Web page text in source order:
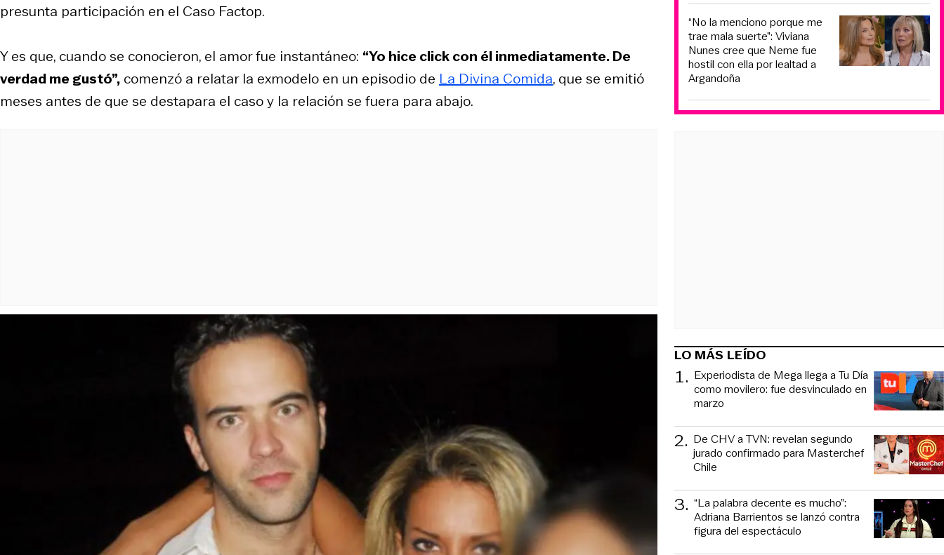
presunta participación en el Caso Factop.
Y es que, cuando se conocieron, el amor fue instantáneo: “Yo hice click con él inmediatamente. De
verdad me gustó”, comenzó a relatar la exmodelo en un episodio de La Divina Comida, que se emitió
meses antes de que se destapara el caso y la relación se fuera para abajo.
“No la menciono porque me
trae mala suerte”: Viviana
Nunes cree que Neme fue
hostil con ella por lealtad a
Argandoña
LO MÁS LEÍDO
1. Experiodista de Mega llega a Tu Día
como movilero: fue desvinculado en
marzo
2. De CHV a TVN: revelan segundo
jurado confirmado para Masterchef
Chile
3. “La palabra decente es mucho”:
Adriana Barrientos se lanzó contra
figura del espectáculo